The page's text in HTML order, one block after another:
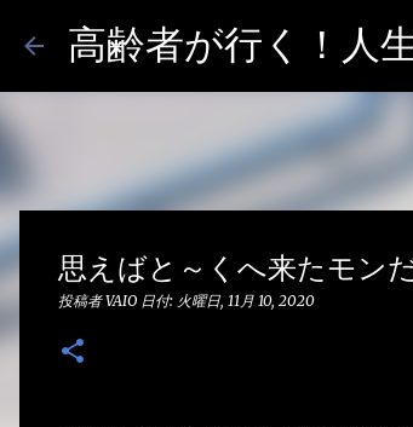
高齢者が行く！人
思えばと～くへ来たモ
投稿者VAIO 日付: 火曜日, 11月 10, 2020